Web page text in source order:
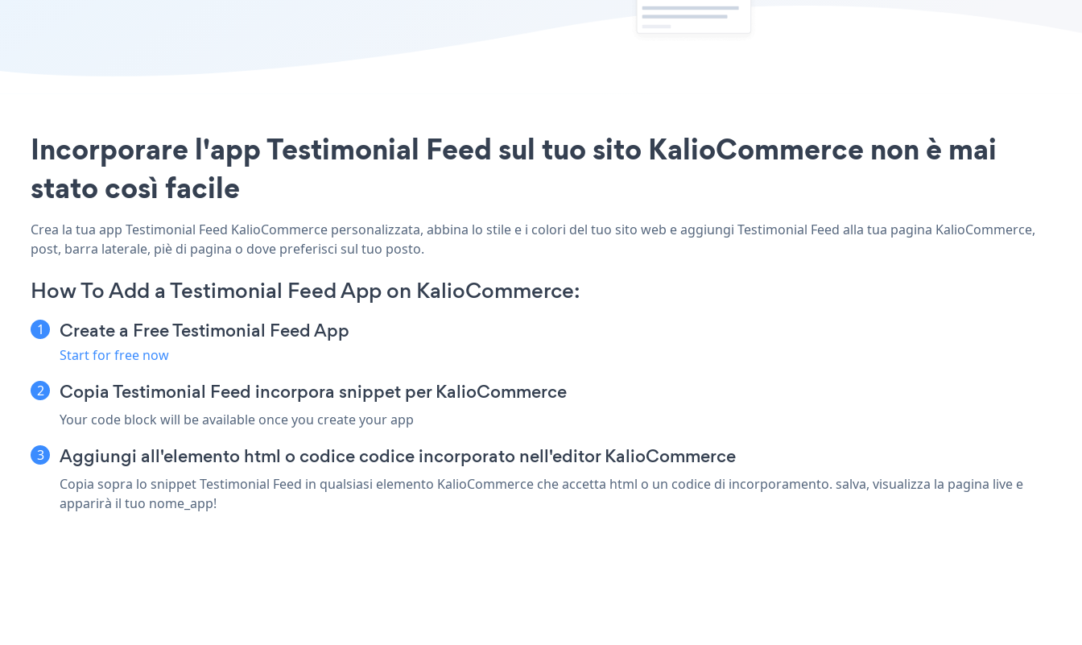
Incorporare l'app Testimonial Feed sul tuo sito KalioCommerce non è mai
stato così facile
Crea la tua app Testimonial Feed KalioCommerce personalizzata, abbina lo stile e i colori del tuo sito web e aggiungi Testimonial Feed alla tua pagina KalioCommerce,
post, barra laterale, piè di pagina o dove preferisci sul tuo posto.
How To Add a Testimonial Feed App on KalioCommerce:
Create a Free Testimonial Feed App
Start for free now
Copia Testimonial Feed incorpora snippet per KalioCommerce
Your code block will be available once you create your app
Aggiungi all'elemento html o codice codice incorporato nell'editor KalioCommerce
Copia sopra lo snippet Testimonial Feed in qualsiasi elemento KalioCommerce che accetta html o un codice di incorporamento. salva, visualizza la pagina live e
apparirà il tuo nome_app!